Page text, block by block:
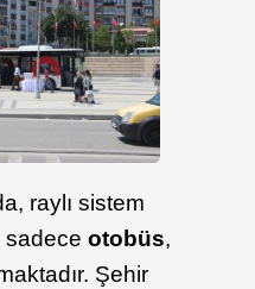
raylı sistem
sadece otobüs,
Şehir